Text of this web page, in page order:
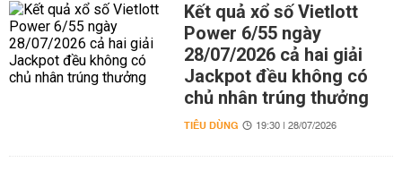
Kết quả xổ số Vietlott
Power 6/55 ngày
28/07/2026 cả hai giải
Jackpot đều không có
chủ nhân trúng thưởng
TIÊU DÙNG 19:30 | 28/07/2026